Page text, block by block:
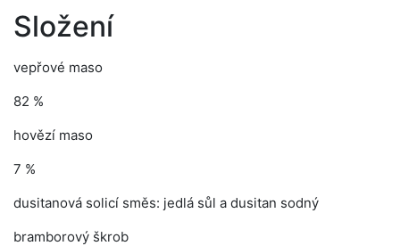
Složení
vepřové maso
82 %
hovězí maso
7 %
dusitanová solicí směs: jedlá sůl a dusitan sodný
bramborový škrob